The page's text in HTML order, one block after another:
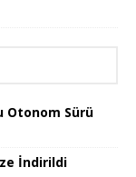
Otonom Sürü
İndirildi